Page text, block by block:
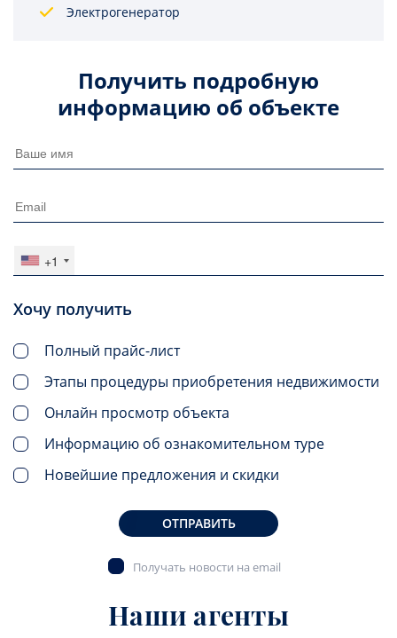
Электрогенератор
Получить подробную
информацию об объекте
+1
Хочу получить
Полный прайс-лист
Этапы процедуры приобретения недвижимости
Онлайн просмотр объекта
Информацию об ознакомительном туре
Новейшие предложения и скидки
ОТПРАВИТЬ
Получать новости на email
Наши агенты